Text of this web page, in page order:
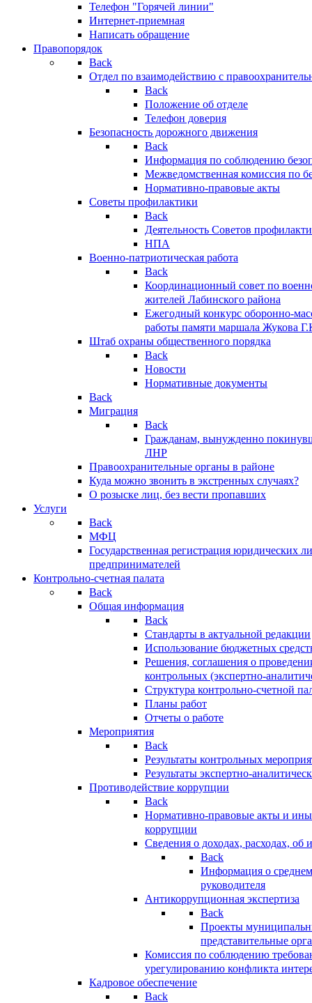
Телефон "Горячей линии"
Интернет-приемная
Написать обращение
Правопорядок
Back
Отдел по взаимодействию с
Back
Положение об отделе
Телефон доверия
Безопасность дорожного движения
Back
Информация по соблюдению
Межведомственная комиссия по
Нормативно-правовые акты
Советы профилактики
Back
Деятельность Советов
НПА
Военно-патриотическая работа
Back
Координационный совет по
жителей Лабинского района
Ежегодный конкурс оборонно-
работы памяти маршала Жукова
Штаб охраны общественного порядка
Back
Новости
Нормативные документы
Back
Миграция
Back
Гражданам, вынужденно
ЛНР
Правоохранительные органы в районе
Куда можно звонить в экстренных случаях?
О розыске лиц, без вести пропавших
Услуги
Back
МФЦ
Государственная регистрация юридических
предпринимателей
Контрольно-счетная палата
Back
Общая информация
Back
Стандарты в актуальной редакции
Использование бюджетных
Решения, соглашения о
контрольных (экспертно-
Структура контрольно-счетной
Планы работ
Отчеты о работе
Мероприятия
Back
Результаты контрольных
Результаты экспертно-
Противодействие коррупции
Back
Нормативно-правовые акты и
коррупции
Сведения о доходах, расходах, об
Back
Информация о
руководителя
Антикоррупционная экспертиза
Back
Проекты
представительные
Комиссия по соблюдению
урегулированию конфликта
Кадровое обеспечение
Back